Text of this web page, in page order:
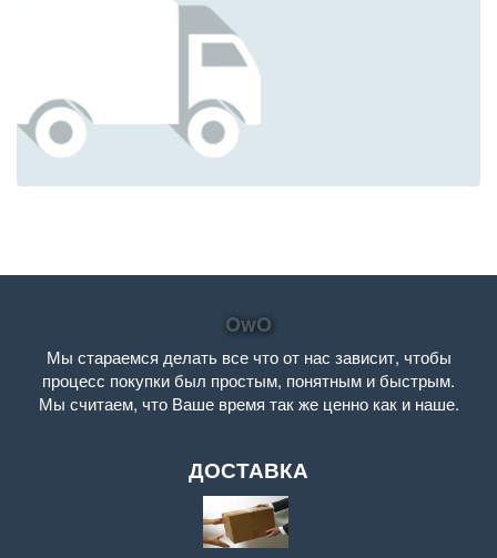
OwO
Мы стараемся делать все что от нас зависит, чтобы
процесс покупки был простым, понятным и быстрым.
Мы считаем, что Ваше время так же ценно как и наше.
ДОСТАВКА